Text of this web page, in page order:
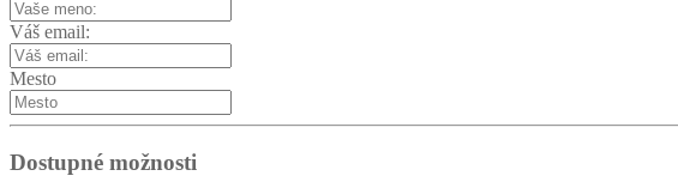
Váš email:
Mesto
Dostupné možnosti